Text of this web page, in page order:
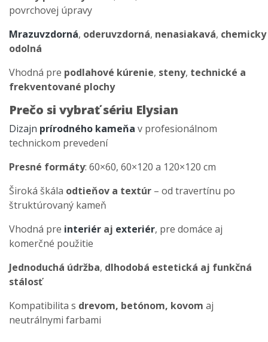
povrchovej úpravy
Mrazuvzdorná, oderuvzdorná, nenasiakavá, chemicky
odolná
Vhodná pre podlahové kúrenie, steny, technické a
frekventované plochy
Prečo si vybrať sériu Elysian
Dizajn prírodného kameňa v profesionálnom
technickom prevedení
Presné formáty: 60×60, 60×120 a 120×120 cm
Široká škála odtieňov a textúr – od travertínu po
štruktúrovaný kameň
Vhodná pre interiér aj exteriér, pre domáce aj
komerčné použitie
Jednoduchá údržba, dlhodobá estetická aj funkčná
stálosť
Kompatibilita s drevom, betónom, kovom aj
neutrálnymi farbami